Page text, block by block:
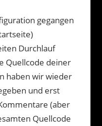
gegangen
Durchlauf
Quellcode deiner
haben wir wieder
und erst
(aber
Quellcode